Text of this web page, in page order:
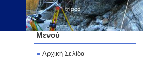
Μενού
Αρχική Σελίδα